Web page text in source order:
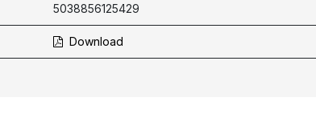
5038856125429
Download